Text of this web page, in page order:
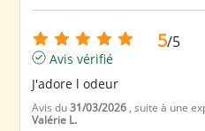
5/5
Avis vérifié
J'adore l odeur
Avis du31/03/2026 , suite à une
Valérie L.